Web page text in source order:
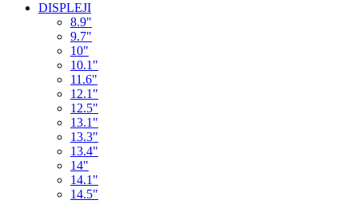
DISPLEJI
8.9"
9.7"
10"
10.1"
11.6"
12.1"
12.5"
13.1"
13.3"
13.4"
14"
14.1"
14.5"